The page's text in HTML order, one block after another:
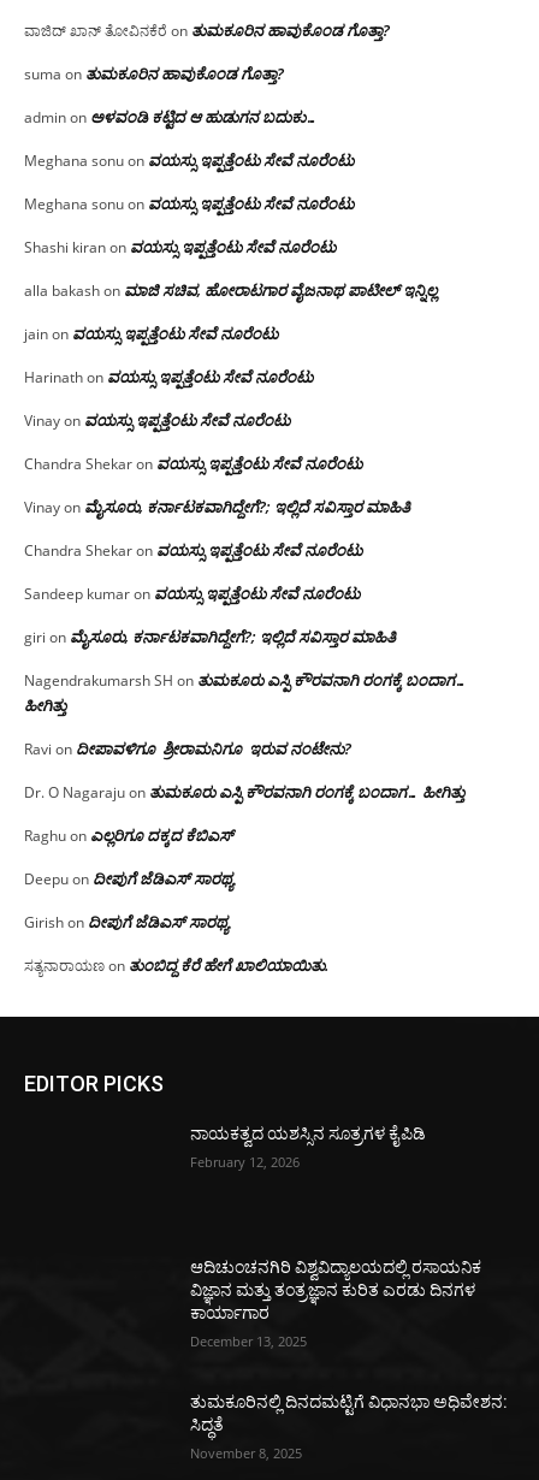
ವಾಜಿದ್ ಖಾನ್ ತೋವಿನಕೆರೆ on ತುಮಕೂರಿನ ಹಾವುಕೊಂಡ ಗೊತ್ತಾ?
suma on ತುಮಕೂರಿನ ಹಾವುಕೊಂಡ ಗೊತ್ತಾ?
adminon ಅಳವಂಡಿ ಕಟ್ಟಿದ ಆ ಹುಡುಗನ ಬದುಕು…
Meghana sonuon ವಯಸ್ಸು ಇಪ್ಪತ್ತೆಂಟು ಸೇವೆ ನೂರೆಂಟು
Meghana sonuon ವಯಸ್ಸು ಇಪ್ಪತ್ತೆಂಟು ಸೇವೆ ನೂರೆಂಟು
Shashi kiranon ವಯಸ್ಸು ಇಪ್ಪತ್ತೆಂಟು ಸೇವೆ ನೂರೆಂಟು
alla bakashon ಮಾಜಿ ಸಚಿವ, ಹೋರಾಟಗಾರ ವೈಜನಾಥ ಪಾಟೀಲ್ ಇನ್ನಿಲ್ಲ
jainon ವಯಸ್ಸು ಇಪ್ಪತ್ತೆಂಟು ಸೇವೆ ನೂರೆಂಟು
Harinathon ವಯಸ್ಸು ಇಪ್ಪತ್ತೆಂಟು ಸೇವೆ ನೂರೆಂಟು
Vinayon ವಯಸ್ಸು ಇಪ್ಪತ್ತೆಂಟು ಸೇವೆ ನೂರೆಂಟು
Chandra Shekaron ವಯಸ್ಸು ಇಪ್ಪತ್ತೆಂಟು ಸೇವೆ ನೂರೆಂಟು
Vinayon ಮೈಸೂರು, ಕರ್ನಾಟಕವಾಗಿದ್ದೇಗೆ?; ಇಲ್ಲಿದೆ ಸವಿಸ್ತಾರ ಮಾಹಿತಿ
Chandra Shekaron ವಯಸ್ಸು ಇಪ್ಪತ್ತೆಂಟು ಸೇವೆ ನೂರೆಂಟು
Sandeep kumaron ವಯಸ್ಸು ಇಪ್ಪತ್ತೆಂಟು ಸೇವೆ ನೂರೆಂಟು
giri on ಮೈಸೂರು, ಕರ್ನಾಟಕವಾಗಿದ್ದೇಗೆ?; ಇಲ್ಲಿದೆ ಸವಿಸ್ತಾರ ಮಾಹಿತಿ
Nagendrakumarsh SH on ತುಮಕೂರು ಎಸ್ಪಿ ಕೌರವನಾಗಿ ರಂಗಕ್ಕೆ ಬಂದಾಗ…
ಹೀಗಿತ್ತು
Ravi on ದೀಪಾವಳಿಗೂ ಶ್ರೀರಾಮನಿಗೂ ಇರುವ ನಂಟೇನು?
Dr. O Nagarajuon ತುಮಕೂರು ಎಸ್ಪಿ ಕೌರವನಾಗಿ ರಂಗಕ್ಕೆ ಬಂದಾಗ… ಹೀಗಿತ್ತು
Raghuon ಎಲ್ಲರಿಗೂ ದಕ್ಕದ ಕೆಬಿಎಸ್
Deepuon ದೀಪುಗೆ ಜೆಡಿಎಸ್ ಸಾರಥ್ಯ
Girishon ದೀಪುಗೆ ಜೆಡಿಎಸ್ ಸಾರಥ್ಯ
ಸತ್ಯನಾರಾಯಣon ತುಂಬಿದ್ದ ಕೆರೆ ಹೇಗೆ ಖಾಲಿಯಾಯಿತು.
EDITOR PICKS
ನಾಯಕತ್ವದ ಯಶಸ್ಸಿನ ಸೂತ್ರಗಳ ಕೈಪಿಡಿ
February 12, 2026
ಆದಿಚುಂಚನಗಿರಿ ವಿಶ್ವವಿದ್ಯಾಲಯದಲ್ಲಿ ರಸಾಯನಿಕ
ವಿಜ್ಞಾನ ಮತ್ತು ತಂತ್ರಜ್ಞಾನ ಕುರಿತ ಎರಡು ದಿನಗಳ
ಕಾರ್ಯಾಗಾರ
December 13, 2025
ತುಮಕೂರಿನಲ್ಲಿ ದಿನದಮಟ್ಟಿಗೆ ವಿಧಾನಭಾ ಅಧಿವೇಶನ:
ಸಿದ್ಧತೆ
November 8, 2025